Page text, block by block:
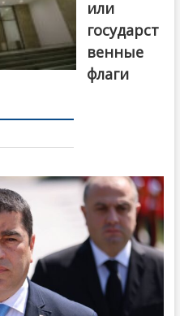
или
государст
венные
флаги